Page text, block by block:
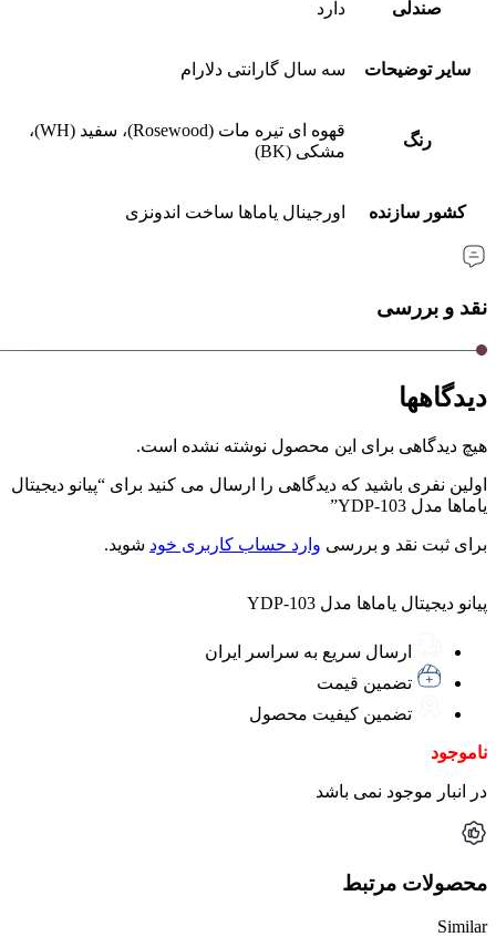
صندلی دارد
سایر توضیحات سه سال گارانتی دلارام
رنگ
قهوه ای تیره مات (Rosewood)، سفید (WH)،
مشکی (BK)
کشور سازنده اورجینال یاماها ساخت اندونزی
نقد و بررسی
دیدگاهها
هیچ دیدگاهی برای این محصول نوشته نشده است.
اولین نفری باشید که دیدگاهی را ارسال می کنید برای “پیانو دیجیتال
یاماها مدل YDP-103”
برای ثبت نقد و بررسی وارد حساب کاربری خود شوید.
پیانو دیجیتال یاماها مدل YDP-103
ارسال سریع به سراسر ایران
تضمین قیمت
تضمین کیفیت محصول
ناموجود
در انبار موجود نمی باشد
محصولات مرتبط
Similar